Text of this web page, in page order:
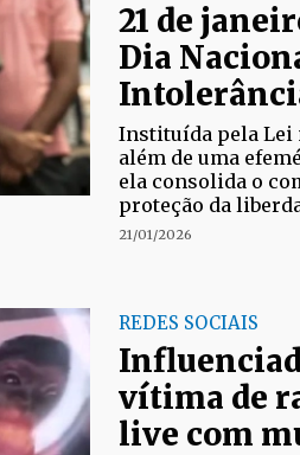
21 de
Dia
Instituída pela Lei
além de uma
ela consolida o
proteção da
21/01/2026
REDES SOCIAIS
vítima de
live com